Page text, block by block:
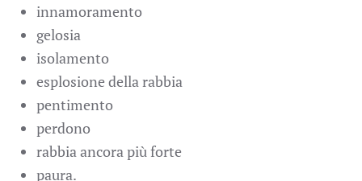
innamoramento
gelosia
isolamento
esplosione della rabbia
pentimento
perdono
rabbia ancora più forte
paura.